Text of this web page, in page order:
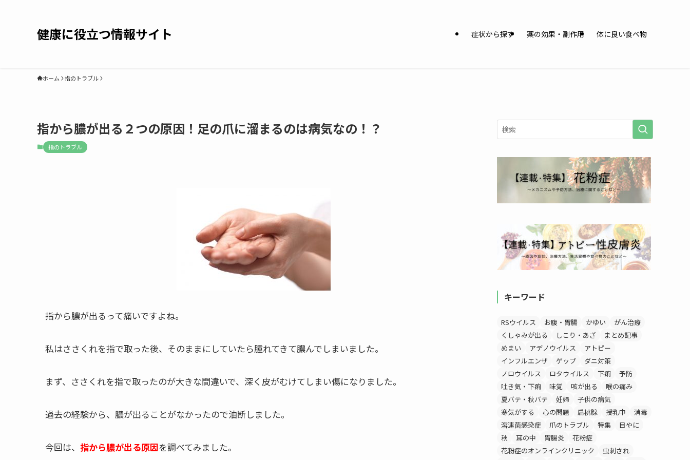
健康に役立つ情報サイト 症状から探す 薬の効果・副作用 体に良い食べ物
ホーム 指のトラブル
指から膿が出る２つの原因！足の爪に溜まるのは病気なの！？
指のトラブル
指から膿が出るって痛いですよね。
私はささくれを指で取った後、そのままにしていたら腫れてきて膿んでしまいました。
まず、ささくれを指で取ったのが大きな間違いで、深く皮がむけてしまい傷になりました。
過去の経験から、膿が出ることがなかったので油断しました。
今回は、 指から膿が出る原因を調べてみました。
キーワード
RSウイルス お腹・胃腸 かゆい
がん治療
くしゃみが出る
しこり・あざ
まとめ記事
めまい
アデノウイルス
アトピー
インフルエンザ
ゲップ
ダニ対策
ノロウイルス
ロタウイルス 下痢
予防
吐き気・下痢
味覚 咳が出る
喉の痛み
夏バテ・秋バテ
妊婦
子供の病気
寒気がする
心の問題 扁桃腺 授乳中
消毒
溶連菌感染症
爪のトラブル 特集
目やに
秋
耳の中 胃腸炎
花粉症
花粉症のオンラインクリニック
虫刺され